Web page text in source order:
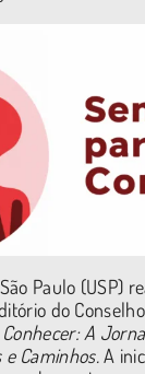
Paulo (USP)
do
A
Caminhos.A